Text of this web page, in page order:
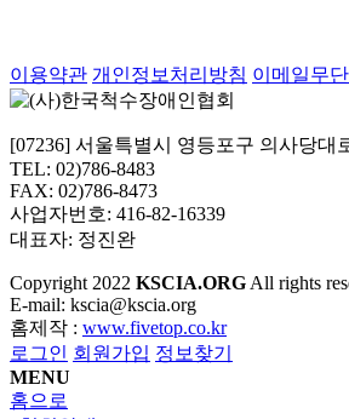
이용약관 개인정보처리방침 이메일무
[07236] 서울특별시 영등포구 의사당대
TEL: 02)786-8483
FAX: 02)786-8473
사업자번호: 416-82-16339
대표자: 정진완
Copyright 2022 KSCIA.ORG All rights
E-mail: kscia@kscia.org
홈제작 : www.fivetop.co.kr
로그인 회원가입 정보찾기
MENU
홈으로